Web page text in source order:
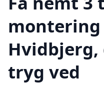
tryg ved